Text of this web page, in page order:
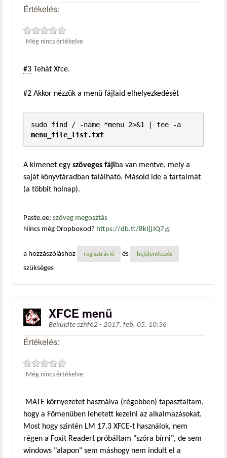
Értékelés:
Még nincs értékelve
#3 Tehát Xfce.
#2 Akkor nézzük a menü fájlaid elhelyezkedését
sudo find / -name *menu 2>&1 | tee -a
menu_file_list.txt
A kimenet egy szöveges fájl ba van mentve, mely a
saját könyvtáradban található. Másold ide a tartalmát
(a többit holnap).
Paste.ee: szöveg megosztás
Nincs még Dropboxod? https://db.tt/8kIjjJQ7 (külső
a hozzászóláshoz
regisztráció és bejelentkezés
szükséges
XFCE menü
Beküldte szhf62 - 2017. feb. 05. 10:36
Értékelés:
Még nincs értékelve
MATE környezetet használva (régebben) tapasztaltam,
hogy a Főmenüben lehetett kezelni az alkalmazásokat.
Most hogy szintén LM 17.3 XFCE-t használok, nem
régen a Foxit Readert próbáltam "szóra bírni", de sem
windows "alapon" sem máshogy nem indult el a